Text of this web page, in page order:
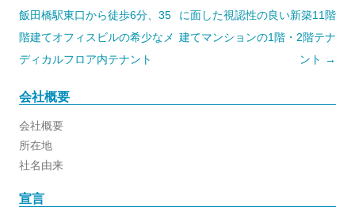
ゲ
ー
シ
ン
飯田橋駅東口から徒歩6分、35
階建てオフィスビルの希少なメ
ディカルフロア内テナント
に面した視認性の良い新築11階
建てマンションの1階・2階テナ
ント →
会社概要
会社概要
所在地
社名由来
宣言